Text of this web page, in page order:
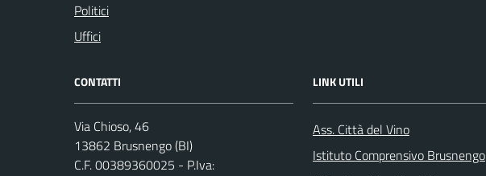
Politici
Uffici
CONTATTI
Via Chioso, 46
13862 Brusnengo (BI)
C.F. 00389360025 - P.Iva:
LINK UTILI
Ass. Città del Vino
Istituto Comprensivo Brusnengo